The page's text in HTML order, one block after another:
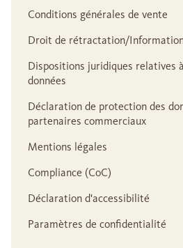
Conditions générales de vente
Droit de rétractation/
Dispositions juridiques relatives
données
Déclaration de protection des
partenaires commerciaux
Mentions légales
Compliance (CoC)
Déclaration d'accessibilité
Paramètres de confidentialité